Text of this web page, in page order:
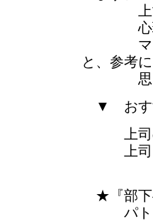
上司も
心理学
マネジ
と、参考
思い
▼ おす
上司の
上司と
★『部下
パトリ